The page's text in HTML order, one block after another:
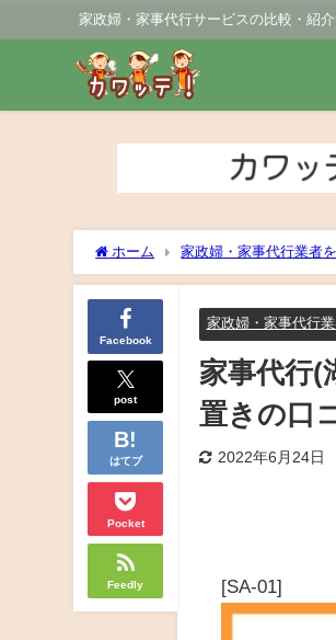
家政婦・家事代行サービスの比較・紹介
ホーム 家政婦・家事代行業者
も紹介！
Facebook
post
はてブ
Pocket
Feedly
家政婦・家事代行
家事代行(
置きの口
2022年6月24日
[SA-01]